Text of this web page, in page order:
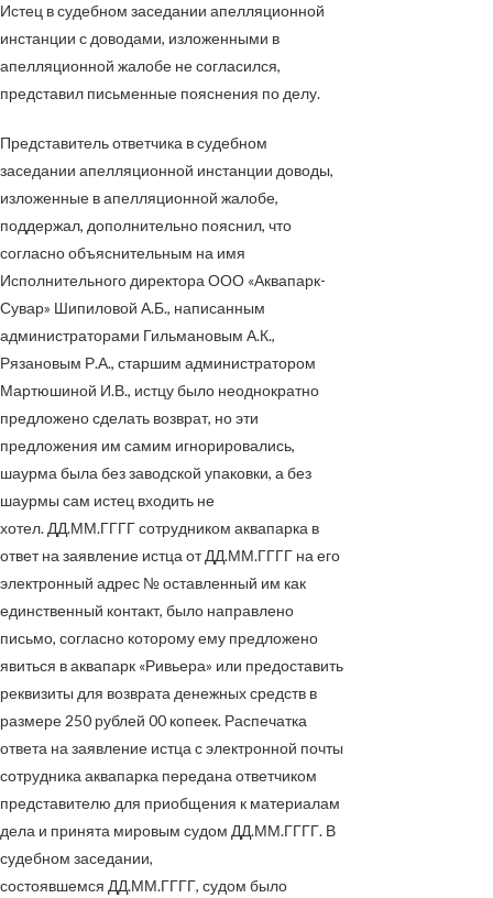
Истец в судебном заседании апелляционной
инстанции с доводами, изложенными в
апелляционной жалобе не согласился,
представил письменные пояснения по делу.
Представитель ответчика в судебном
заседании апелляционной инстанции доводы,
изложенные в апелляционной жалобе,
поддержал, дополнительно пояснил, что
согласно объяснительным на имя
Исполнительного директора ООО «Аквапарк-
Сувар» Шипиловой А.Б., написанным
администраторами Гильмановым А.К.,
Рязановым Р.А., старшим администратором
Мартюшиной И.В., истцу было неоднократно
предложено сделать возврат, но эти
предложения им самим игнорировались,
шаурма была без заводской упаковки, а без
шаурмы сам истец входить не
хотел. ДД.ММ.ГГГГсотрудником аквапарка в
ответ на заявление истца отДД.ММ.ГГГГ на его
электронный адрес №оставленный им как
единственный контакт, было направлено
письмо, согласно которому ему предложено
явиться в аквапарк «Ривьера» или предоставить
реквизиты для возврата денежных средств в
размере 250 рублей 00 копеек. Распечатка
ответа на заявление истца с электронной почты
сотрудника аквапарка передана ответчиком
представителю для приобщения к материалам
дела и принята мировым судом ДД.ММ.ГГГГ. В
судебном заседании,
состоявшемся ДД.ММ.ГГГГ, судом было